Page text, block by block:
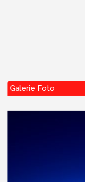
Galerie Foto